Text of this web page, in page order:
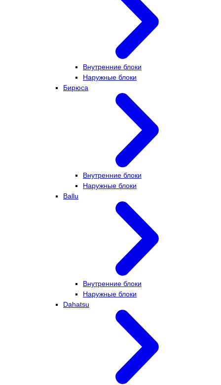
Внутренние блоки
Наружные блоки
Бирюса
Внутренние блоки
Наружные блоки
Ballu
Внутренние блоки
Наружные блоки
Dahatsu